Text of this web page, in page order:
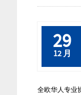
29
12 月
全欧华人专业